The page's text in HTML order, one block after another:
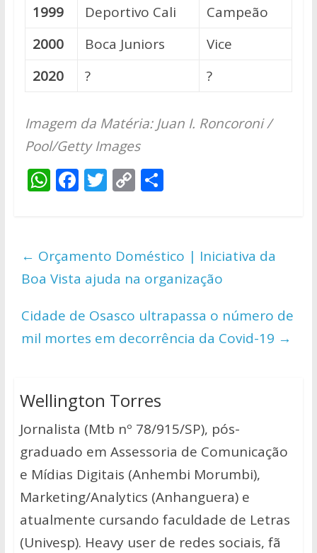
1999 Deportivo Cali
Campeão
2000
Boca Juniors
Vice
2020
? ?
Imagem da Matéria: Juan I. Roncoroni /
Pool/Getty Images
W
s
A
p
p
F
b
o
o
k
T
er
C
y
Li
n
k
S
e
← Orçamento Doméstico | Iniciativa da
Boa Vista ajuda na organização
Cidade de Osasco ultrapassa o número de
mil mortes em decorrência da Covid-19 →
Wellington Torres
Jornalista (Mtb nº 78/915/SP), pós-
graduado em Assessoria de Comunicação
e Mídias Digitais (Anhembi Morumbi),
Marketing/Analytics (Anhanguera) e
atualmente cursando faculdade de Letras
(Univesp). Heavy user de redes sociais, fã